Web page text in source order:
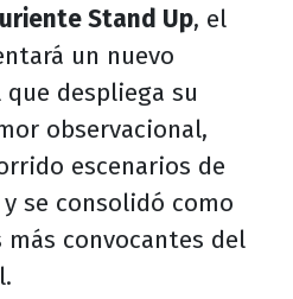
Stand Up, el
un nuevo
despliega su
observacional,
escenarios de
se consolidó como
más convocantes del